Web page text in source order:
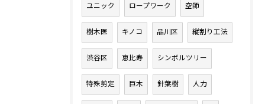
ユニック ロープワーク 空師
樹木医 キノコ 品川区 縦割り工法
渋谷区 恵比寿 シンボルツリー
特殊剪定 巨木 針葉樹 人力